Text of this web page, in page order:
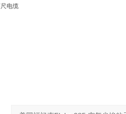
电缆